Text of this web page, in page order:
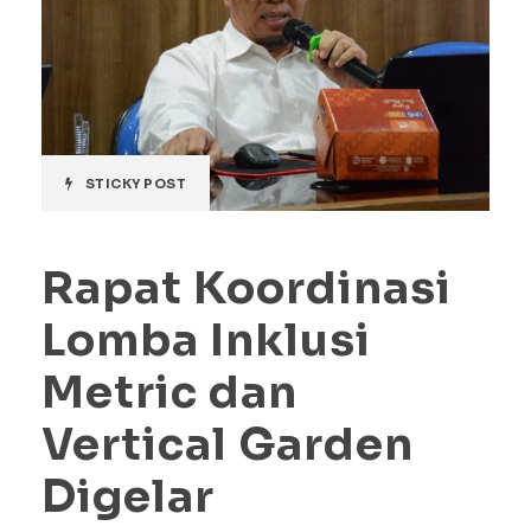
STICKY POST
Rapat Koordinasi
Lomba Inklusi
Metric dan
Vertical Garden
Digelar